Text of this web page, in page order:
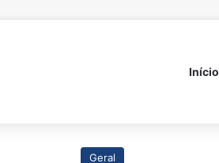
Início
Geral